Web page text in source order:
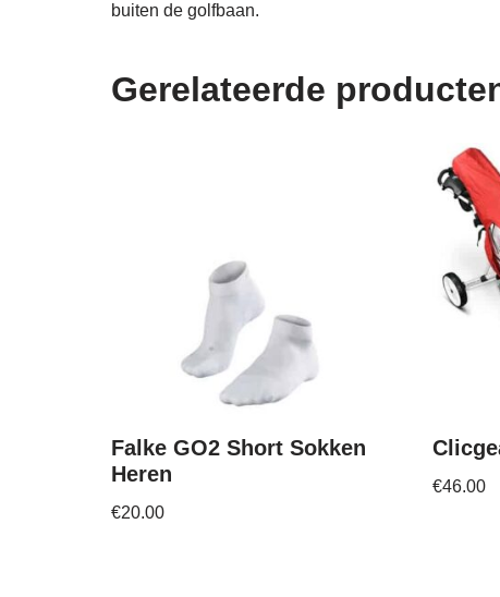
buiten de golfbaan.
Gerelateerde
Falke GO2 Short Sokken
Heren
€20.00
€46.00